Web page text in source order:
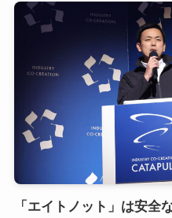
「エイトノット」は安全